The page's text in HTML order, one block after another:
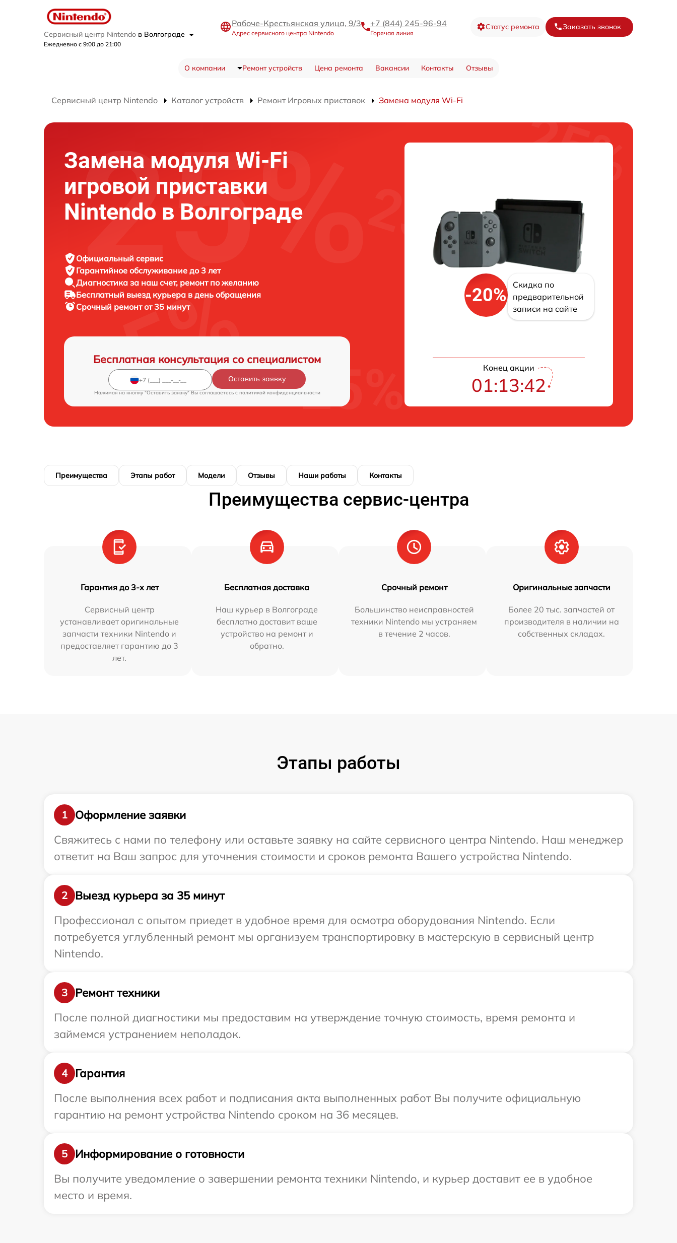
Сервисный центр Nintendo в Волгограде
Ежедневно с 9:00 до 21:00
Рабоче-Крестьянская улица, 9/3
Адрес сервисного центра Nintendo
+7 (844) 245-96-94
Горячая линия
Статус ремонта Заказать звонок
О компании Ремонт устройств Цена ремонта Вакансии Контакты Отзывы
Сервисный центр Nintendo Каталог устройств Ремонт Игровых приставок Замена модуля Wi-Fi
Замена модуля Wi-Fi
игровой приставки
Nintendo в Волгограде
Официальный сервис
Гарантийное обслуживание до 3 лет
Диагностика за наш счет, ремонт по желанию
Бесплатный выезд курьера в день обращения
Срочный ремонтот 35 минут
Бесплатная консультация со специалистом
Оставить заявку
Нажимая на кнопку "Оставить заявку" Вы соглашаетесь c политикой конфиденциальности
-20%
Скидка по
предварительной
записи на сайте
Конец акции
01:13:42
Преимущества Этапы работ Модели Отзывы Наши работы Контакты
Преимущества сервис-центра
Гарантия до 3-х лет
Сервисный центр
устанавливает оригинальные
запчасти техники Nintendo и
предоставляет гарантию до 3
лет.
Бесплатная доставка
Наш курьер в Волгограде
бесплатно доставит ваше
устройство на ремонт и
обратно.
Срочный ремонт
Большинство неисправностей
техники Nintendo мы устраняем
в течение 2 часов.
Оригинальные запчасти
Более 20 тыс. запчастей от
производителя в наличии на
собственных складах.
Этапы работы
1
Оформление заявки
Свяжитесь с нами по телефону или оставьте заявку на сайте сервисного центра Nintendo. Наш менеджер
ответит на Ваш запрос для уточнения стоимости и сроков ремонта Вашего устройства Nintendo.
2
Выезд курьера за 35 минут
Профессионал с опытом приедет в удобное время для осмотра оборудования Nintendo. Если
потребуется углубленный ремонт мы организуем транспортировку в мастерскую в сервисный центр
Nintendo.
3
Ремонт техники
После полной диагностики мы предоставим на утверждение точную стоимость, время ремонта и
займемся устранением неполадок.
4
Гарантия
После выполнения всех работ и подписания акта выполненных работ Вы получите официальную
гарантию на ремонт устройства Nintendo сроком на 36 месяцев.
5
Информирование о готовности
Вы получите уведомление о завершении ремонта техники Nintendo, и курьер доставит ее в удобное
место и время.